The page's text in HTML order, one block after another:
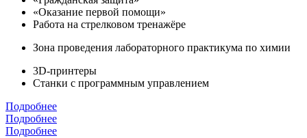
«Оказание первой помощи»
Работа на стрелковом тренажёре
Зона проведения лабораторного практикума по химии
3D-принтеры
Станки с программным управлением
Подробнее
Подробнее
Подробнее